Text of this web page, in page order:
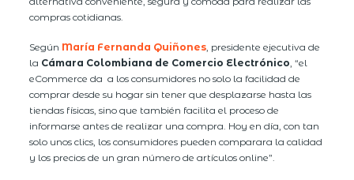
compras cotidianas.
Según María Fernanda Quiñones , presidente ejecutiva de
la Cámara Colombiana de Comercio Electrónico , “el
eCommerce da a los consumidores no solo la facilidad de
comprar desde su hogar sin tener que desplazarse hasta las
tiendas físicas, sino que también facilita el proceso de
informarse antes de realizar una compra. Hoy en día, con tan
solo unos clics, los consumidores pueden comparara la calidad
y los precios de un gran número de artículos online”.